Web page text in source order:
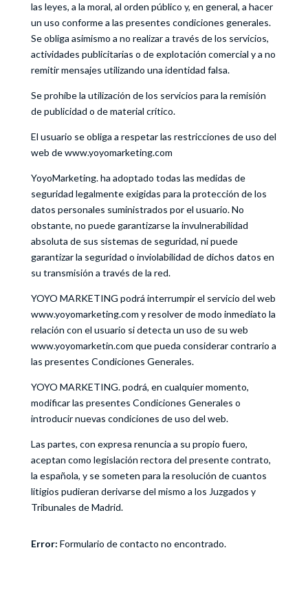
las leyes, a la moral, al orden público y, en general, a hacer
un uso conforme a las presentes condiciones generales.
Se obliga asimismo a no realizar a través de los servicios,
actividades publicitarias o de explotación comercial y a no
remitir mensajes utilizando una identidad falsa.
Se prohíbe la utilización de los servicios para la remisión
de publicidad o de material crítico.
El usuario se obliga a respetar las restricciones de uso del
web de www.yoyomarketing.com
YoyoMarketing. ha adoptado todas las medidas de
seguridad legalmente exigidas para la protección de los
datos personales suministrados por el usuario. No
obstante, no puede garantizarse la invulnerabilidad
absoluta de sus sistemas de seguridad, ni puede
garantizar la seguridad o inviolabilidad de dichos datos en
su transmisión a través de la red.
YOYO MARKETING podrá interrumpir el servicio del web
www.yoyomarketing.com y resolver de modo inmediato la
relación con el usuario si detecta un uso de su web
www.yoyomarketin.com que pueda considerar contrario a
las presentes Condiciones Generales.
YOYO MARKETING. podrá, en cualquier momento,
modificar las presentes Condiciones Generales o
introducir nuevas condiciones de uso del web.
Las partes, con expresa renuncia a su propio fuero,
aceptan como legislación rectora del presente contrato,
la española, y se someten para la resolución de cuantos
litigios pudieran derivarse del mismo a los Juzgados y
Tribunales de Madrid.
Error: Formulario de contacto no encontrado.